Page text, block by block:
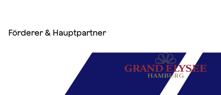
Förderer & Hauptpartner